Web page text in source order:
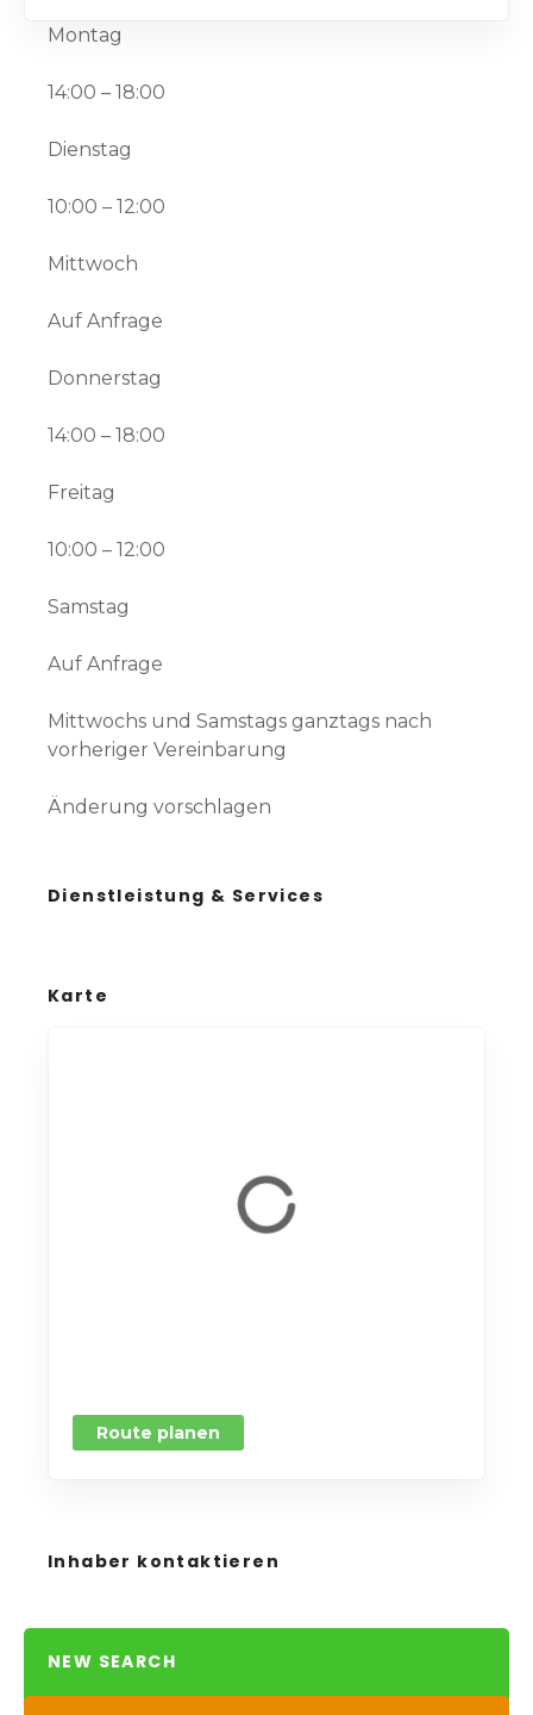
Montag
14:00 – 18:00
Dienstag
10:00 – 12:00
Mittwoch
Auf Anfrage
Donnerstag
14:00 – 18:00
Freitag
10:00 – 12:00
Samstag
Auf Anfrage
Mittwochs und Samstags ganztags nach
vorheriger Vereinbarung
Änderung vorschlagen
Dienstleistung & Services
Karte
Route planen
Inhaber kontaktieren
NEW SEARCH